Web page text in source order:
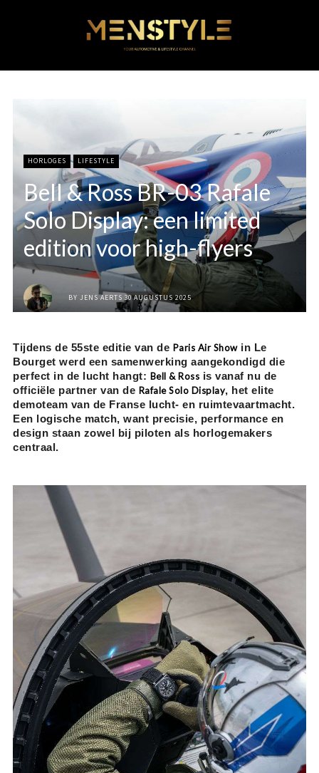
HORLOGES LIFESTYLE
Bell & Ross BR-03 Rafale
Solo Display: een limited
edition voor high-flyers
BY JENS AERTS 30 AUGUSTUS 2025
Tijdens de 55ste editie van de Paris Air Showin Le
Bourget werd een samenwerking aangekondigd die
perfect in de lucht hangt: Bell & Ross is vanaf nu de
officiële partner van de Rafale Solo Display, het elite
demoteam van de Franse lucht- en ruimtevaartmacht.
Een logische match, want precisie, performance en
design staan zowel bij piloten als horlogemakers
centraal.